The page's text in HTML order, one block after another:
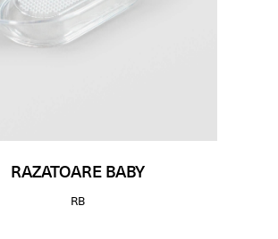
RAZATOARE BABY
RB